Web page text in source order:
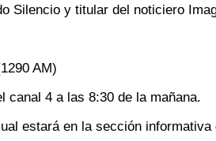
Silencio y titular del noticiero
AM)
canal 4 a las 8:30 de la mañana.
estará en la sección